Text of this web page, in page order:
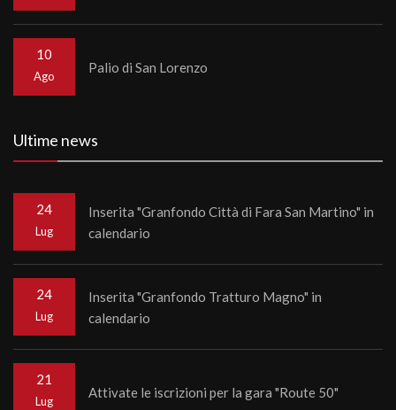
10
Ago
Palio di San Lorenzo
Ultime news
24
Lug
Inserita "Granfondo Città di Fara San Martino" in
calendario
24
Lug
Inserita "Granfondo Tratturo Magno" in
calendario
21
Lug
Attivate le iscrizioni per la gara "Route 50"